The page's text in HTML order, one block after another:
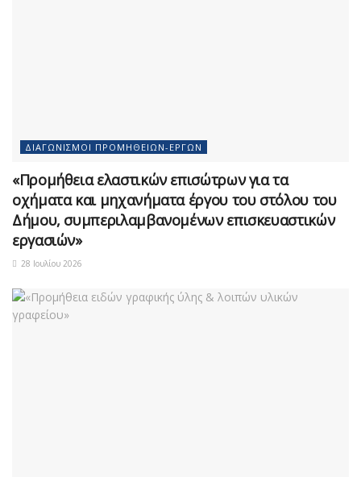
ΔΙΑΓΩΝΙΣΜΟΊ ΠΡΟΜΗΘΕΙΏΝ-ΈΡΓΩΝ
«Προμήθεια ελαστικών επισώτρων για τα
οχήματα και μηχανήματα έργου του στόλου του
Δήμου, συμπεριλαμβανομένων επισκευαστικών
εργασιών»
28 Ιουλίου 2026